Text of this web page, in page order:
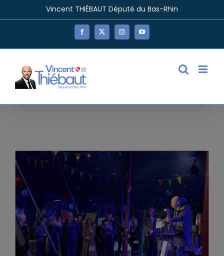
Vincent THIÉBAUT Député du Bas-Rhin
Facebook
X InstagramYouTube